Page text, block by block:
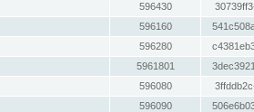
596430
596160
596280
5961801
596080
596090